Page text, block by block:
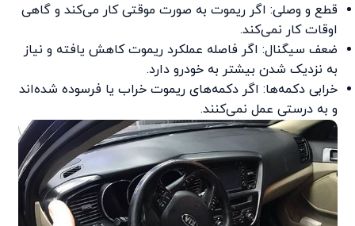
قطع و وصلی: اگر ریموت به صورت موقتی کار می‌کند و گاهی
اوقات کار نمی‌کند.
ضعف سیگنال: اگر فاصله عملکرد ریموت کاهش یافته و نیاز
به نزدیک شدن بیشتر به خودرو دارد.
خرابی دکمه‌ها: اگر دکمه‌های ریموت خراب یا فرسوده شده‌اند
و به درستی عمل نمی‌کنند.